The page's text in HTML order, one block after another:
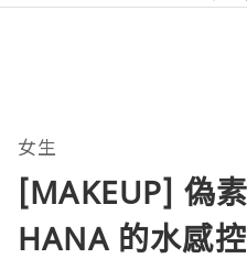
女生
[MAKEUP] 偽
HANA 的水感